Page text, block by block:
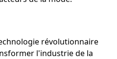
révolutionnaire
l'industrie de la